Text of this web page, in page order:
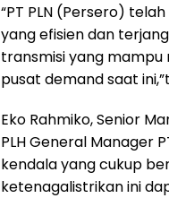
“PT PLN (Persero)
yang efisien dan
transmisi yang
pusat demand saat
Eko Rahmiko, Senior
PLH General Manager
kendala yang cukup
ketenagalistrikan ini